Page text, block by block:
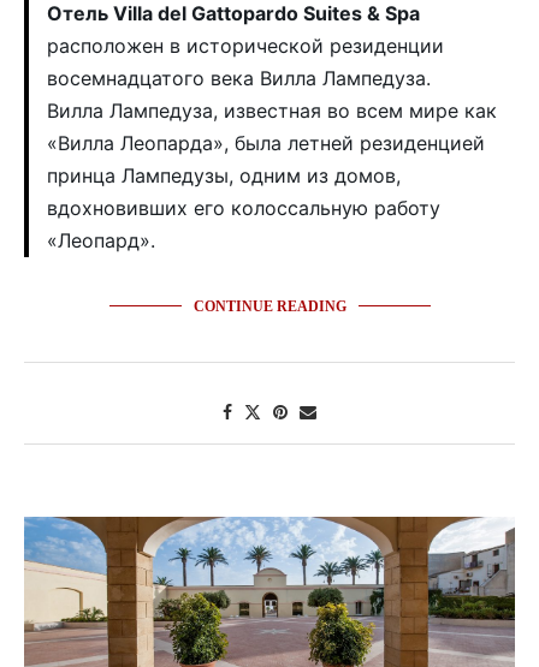
Отель Villa del Gattopardo Suites & Spa
расположен в исторической резиденции
восемнадцатого века Вилла Лампедуза.
Вилла Лампедуза, известная во всем мире как
«Вилла Леопарда», была летней резиденцией
принца Лампедузы, одним из домов,
вдохновивших его колоссальную работу
«Леопард».
CONTINUE READING